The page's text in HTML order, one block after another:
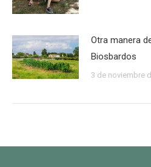
Otra manera
Biosbardos
3 de noviembre